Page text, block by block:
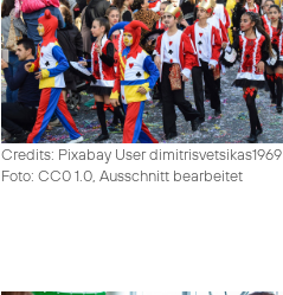
Credits: Pixabay User dimitrisvetsikas1969
Foto: CC0 1.0, Ausschnitt bearbeitet